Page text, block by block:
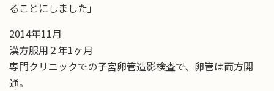
ることにしました」
2014年11月
漢方服用２年1ヶ月
専門クリニックでの子宮卵管造影検査で、卵管は両方開
通。